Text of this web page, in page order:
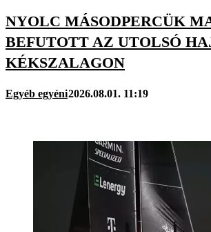
NYOLC MÁSODPERCÜK
BEFUTOTT AZ UTOLSÓ
KÉKSZALAGON
Egyéb egyéni2026.08.01. 11:19